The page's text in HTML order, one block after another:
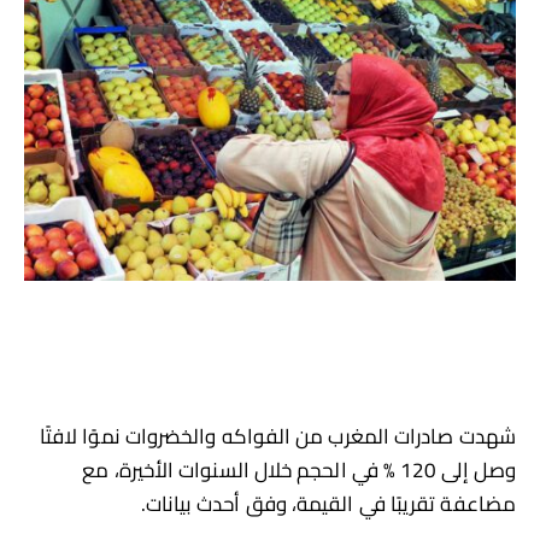
شهدت صادرات المغرب من الفواكه والخضروات نموًا لافتًا
وصل إلى 120 % في الحجم خلال السنوات الأخيرة، مع
مضاعفة تقريبًا في القيمة، وفق أحدث بيانات.